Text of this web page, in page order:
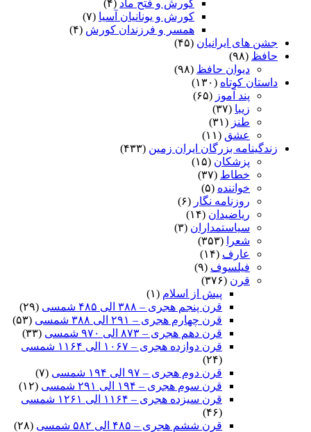
کورش و فتح ماد (۴)
کورش و یونانیان آسیا (۷)
همسر و فرزندان کورش (۴)
جشن های ایرانیان (۴۵)
حافظ (۹۸)
دیوان حافظ (۹۸)
داستان کوتاه (۱۳۰)
پند آموز (۶۵)
زیبا (۳۷)
طنز (۳۱)
عشق (۱۱)
زندگینامه بزرگان ایران زمین (۴۳۳)
پزشکان (۱۵)
خطاط (۳۷)
خواننده (۵)
روزنامه نگار (۶)
ریاضیدان (۱۴)
سیاستمداران (۳)
شعرا
(۳۵۳)
عارف (۱۴)
فیلسوف (۹)
قرن (۳۷۶)
پیش از اسلام (۱)
قرن پنجم هجری – ۳۸۸ الی ۴۸۵ شمسی
(۲۹)
قرن چهارم هجری – ۲۹۱ الی ۳۸۸ شمسی
(۵۳)
قرن دهم هجری – ۸۷۳ الی ۹۷۰ شمسی
(۳۳)
قرن دوازده هجری – ۱۰۶۷ الی ۱۱۶۴ شمسی
(۲۴)
قرن دوم هجری – ۹۷ الی ۱۹۴ شمسی
(۷)
قرن سوم هجری – ۱۹۴ الی ۲۹۱ شمسی
(۱۲)
قرن سیزده هجری – ۱۱۶۴ الی ۱۲۶۱ شمسی
(۴۶)
قرن ششم هجری – ۴۸۵ الی ۵۸۲ شمسی
(۲۸)